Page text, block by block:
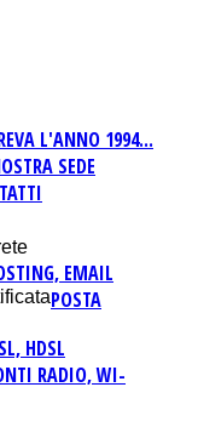
L'ANNO 1994...
SEDE
EMAIL
POSTA
HDSL
RADIO, WI-